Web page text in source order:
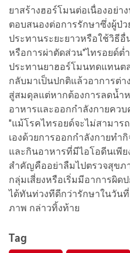
ยาสร้างฮอร์โมนต่อเนื่องอย่า
ตอบสนองต่อการรักษาซึ่งผู้ป่
ประทานระยะยาวหรือใช้วิธี
หรือการผ่าตัดส่วน"ไทรอยด์ต่
ประทานยาฮอร์โมนทดแทนต
กลับมาเป็นปกติแล้วอาการต่
สู่สมดุลแต่หากต้องการลดน้ำ
อาหารและออกกำลังกายคว
"แม้โรคไทรอยด์จะไม่สามาร
เองด้วยการออกกำลังกายทำ
และกินอาหารที่มีไอโอดีนเพี
สำคัญคืออย่าลืมไปตรวจสุขภ
กลุ่มเสี่ยงหรือเริ่มมีอาการผิด
ได้ทันท่วงทีดีกว่ารักษาในวัน
ภาพ กล่าวทิ้งท้าย
Tag